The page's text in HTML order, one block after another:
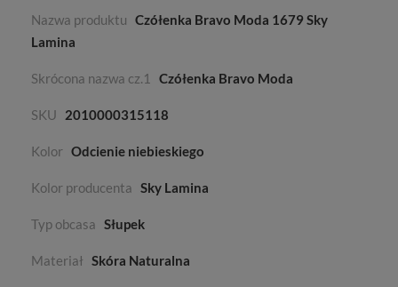
Nazwa produktu Czółenka Bravo Moda 1679 Sky
Lamina
Skrócona nazwa cz.1 Czółenka Bravo Moda
SKU 2010000315118
Kolor Odcienie niebieskiego
Kolor producenta Sky Lamina
Typ obcasa Słupek
Materiał Skóra Naturalna